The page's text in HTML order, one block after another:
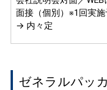
面接（個別）※1回実
→ 内々定
ゼネラルパッ